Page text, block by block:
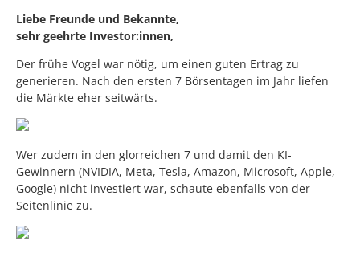
Liebe Freunde und Bekannte,
sehr geehrte Investor:innen,
Der frühe Vogel war nötig, um einen guten Ertrag zu
generieren. Nach den ersten 7 Börsentagen im Jahr liefen
die Märkte eher seitwärts.
Wer zudem in den glorreichen 7 und damit den KI-
Gewinnern (NVIDIA, Meta, Tesla, Amazon, Microsoft, Apple,
Google) nicht investiert war, schaute ebenfalls von der
Seitenlinie zu.